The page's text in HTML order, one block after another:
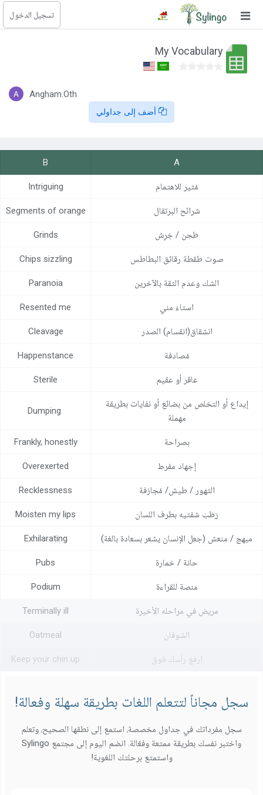
تسجيل الدخول
الصفحة الرئيسية
My Vocabulary
Angham.Oth
أضف إلى جداولي
A
B
مُثير للاهتمام Intriguing
شرائح البرتقال Segments of orange
طَحِن / جَرِش Grinds
صوت طقطة رقائق البطاطس Chips sizzling
الشك وعدم الثقة بالآخرين Paranoia
استاءَ مني Resented me
انشقاق(انقسام) الصدر Cleavage
مُصادفة Happenstance
عاقر أو عقيم Sterile
إيداع أو التخلص من بضائع أو نفايات بطريقة
مهملة
Dumping
بصراحة Frankly, honestly
إجهاد مفرط Overexerted
التهور / طيش/ مُجازفة Recklessness
رَطَبَ شفتيه بطرف اللسان Moisten my lips
مبهج / منعش (جعل الإنسان يشعر بسعادة بالغة) Exhilarating
حانة / خمارة Pubs
منصة للقراءة Podium
مريض في مراحله الأخيرة Terminally ill
الشوفان Oatmeal
ارفع رأسك فوق Keep your chin up
سجل مجاناً لتتعلم اللغات بطريقة سهلة وفعالة!
سجل مفرداتك في جداول مخصصة، استمع إلى نطقها الصحيح، وتعلم
واختبر نفسك بطريقة ممتعة وفعّالة. انضم اليوم إلى مجتمع Sylingo
واستمتع برحلتك اللغوية!